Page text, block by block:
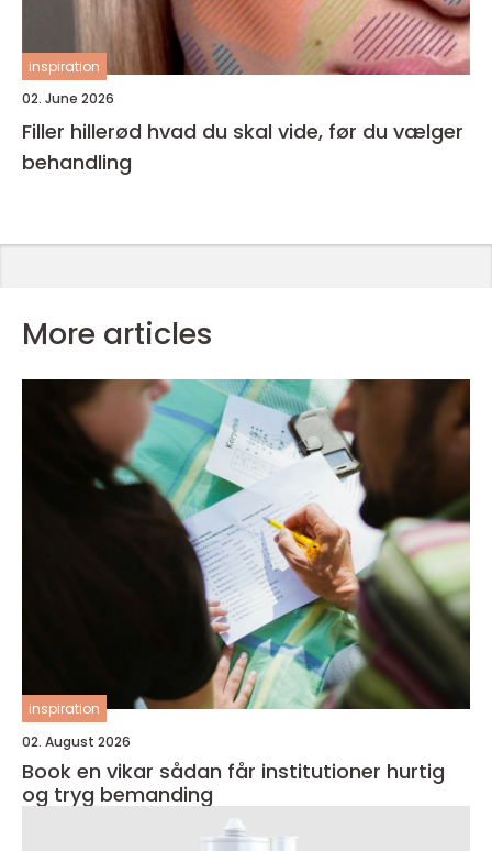
inspiration
02. June 2026
Filler hillerød hvad du skal vide, før du vælger
behandling
More articles
inspiration
02. August 2026
Book en vikar sådan får institutioner hurtig
og tryg bemanding